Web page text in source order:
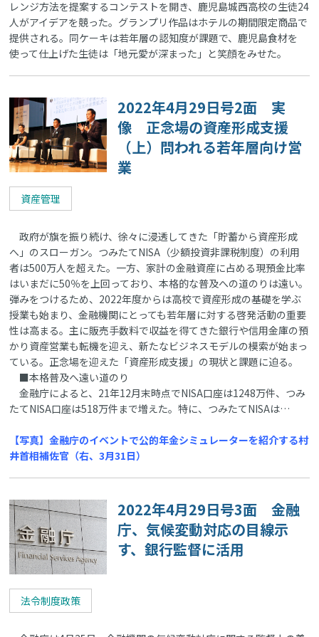
レンジ方法を提案するコンテストを開き、鹿児島城西高校の生徒24
人がアイデアを競った。グランプリ作品はホテルの期間限定商品で
提供される。同ケーキは若年層の認知度が課題で、鹿児島食材を
使って仕上げた生徒は「地元愛が深まった」と笑顔をみせた。
2022年4月29日号2面 実
像 正念場の資産形成支援
（上）問われる若年層向け営
業
資産管理
政府が旗を振り続け、徐々に浸透してきた「貯蓄から資産形成
へ」のスローガン。つみたてNISA（少額投資非課税制度）の利用
者は500万人を超えた。一方、家計の金融資産に占める現預金比率
はいまだに50％を上回っており、本格的な普及への道のりは遠い。
弾みをつけるため、2022年度からは高校で資産形成の基礎を学ぶ
授業も始まり、金融機関にとっても若年層に対する啓発活動の重要
性は高まる。主に販売手数料で収益を得てきた銀行や信用金庫の預
かり資産営業も転機を迎え、新たなビジネスモデルの模索が始まっ
ている。正念場を迎えた「資産形成支援」の現状と課題に迫る。
■本格普及へ遠い道のり
金融庁によると、21年12月末時点でNISA口座は1248万件、つみ
たてNISA口座は518万件まで増えた。特に、つみたてNISAは…
【写真】金融庁のイベントで公的年金シミュレーターを紹介する村
井首相補佐官（右、3月31日）
2022年4月29日号3面 金融
庁、気候変動対応の目線示
す、銀行監督に活用
法令制度政策